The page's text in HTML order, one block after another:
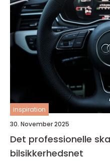
inspiration
30. November 2025
Det professionelle
bilsikkerhedsnet